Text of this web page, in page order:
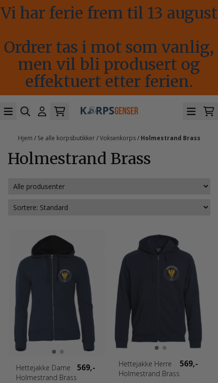
Hopp til innhold
Vi har ferie frem til 13 august
Ordrer tas i mot som vanlig,
men vil bli produsert og
effektuert etter ferien.
Hjem / Se alle korpsbutikker/Voksenkorps/ Holmestrand Brass
Holmestrand Brass
Hettejakke Dame
Holmestrand Brass
569,-
Hettejakke Herre
Holmestrand Brass
569,-